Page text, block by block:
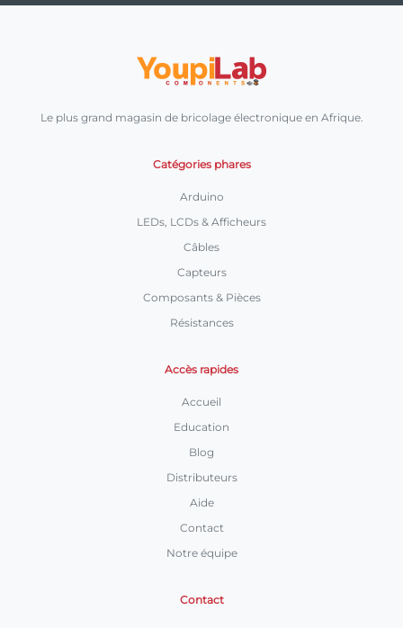
Le plus grand magasin de bricolage électronique en Afrique.
Catégories phares
Arduino
LEDs, LCDs & Afficheurs
Câbles
Capteurs
Composants & Pièces
Résistances
Accès rapides
Accueil
Education
Blog
Distributeurs
Aide
Contact
Notre équipe
Contact